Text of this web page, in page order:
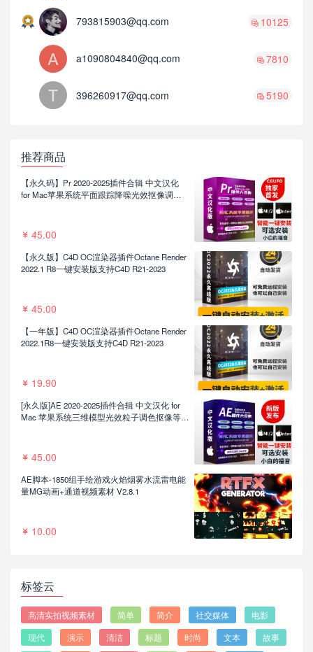
793815903@qq.com 10125
a1090804840@qq.com 7810
396260917@qq.com 5190
推荐商品
【永久码】Pr 2020-2025插件合辑 中文汉化
for Mac苹果系统平面跟踪降噪光效抠像调色
45.00
【永久版】C4D OC渲染器插件Octane Render
2022.1 R8一键安装版支持C4D R21-2023
45.00
【一年版】C4D OC渲染器插件Octane Render
2022.1R8一键安装版支持C4D R21-2023
19.90
[永久版]AE 2020-2025插件合辑 中文汉化 for
Mac 苹果系统三维模型光效粒子调色抠像等插
45.00
AE脚本-1850组手绘游戏火焰烟雾水流雷电能
量MG动画+通道视频素材 V2.8.1
10.00
标签云
高清实拍视频素材 简单 简介 社交媒体
电影
现代
演示 清洁 标题 时尚 文本
故事